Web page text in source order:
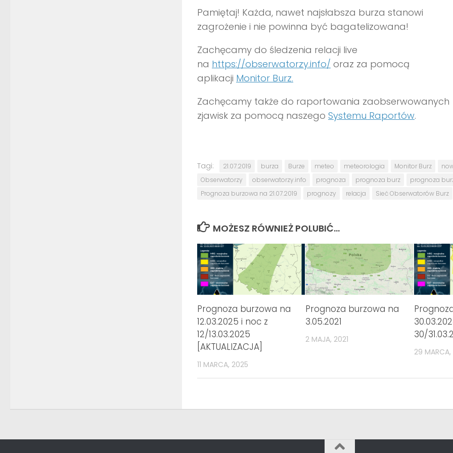
Pamiętaj! Każda, nawet najsłabsza burza stanowi
zagrożenie i nie powinna być bagatelizowana!
Zachęcamy do śledzenia relacji live
na https://obserwatorzy.info/ oraz za pomocą
aplikacji Monitor Burz.
Zachęcamy także do raportowania zaobserwowanych
zjawisk za pomocą naszego Systemu Raportów.
Tagi: 21.07.2019 burza Burze meteo meteorologia Monitor Burz
Obserwatorzy
obserwatorzy.info prognoza prognoza burz
prognoza
Prognoza burzowa na 21.07.2019
prognozy relacja Sieć Obserwatorów Burz
MOŻESZ RÓWNIEŻ POLUBIĆ…
Prognoza burzowa na
12.03.2025 i noc z
12/13.03.2025
[AKTUALIZACJA]
11 MARCA, 2025
Prognoza burzowa na
3.05.2021
2 MAJA, 2021
30/
29